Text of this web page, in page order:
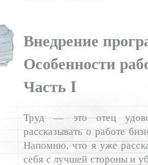
Внедрение
Особенности
Часть I
Труд — это отец
рассказывать о работе
Напомню, что я уже
себя с лучшей стороны и